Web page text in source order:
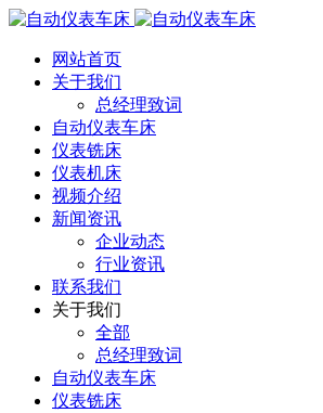
网站首页
关于我们
总经理致词
自动仪表车床
仪表铣床
仪表机床
视频介绍
新闻资讯
企业动态
行业资讯
联系我们
关于我们
全部
总经理致词
自动仪表车床
仪表铣床